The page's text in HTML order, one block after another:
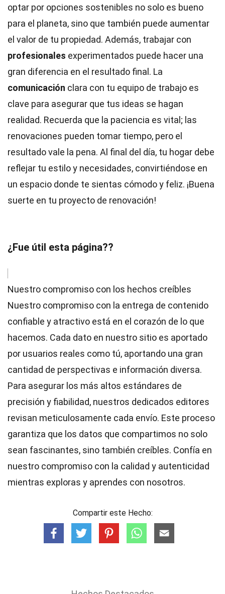
optar por opciones sostenibles no solo es bueno
para el planeta, sino que también puede aumentar
el valor de tu propiedad. Además, trabajar con
profesionales experimentados puede hacer una
gran diferencia en el resultado final. La
comunicación clara con tu equipo de trabajo es
clave para asegurar que tus ideas se hagan
realidad. Recuerda que la paciencia es vital; las
renovaciones pueden tomar tiempo, pero el
resultado vale la pena. Al final del día, tu hogar debe
reflejar tu estilo y necesidades, convirtiéndose en
un espacio donde te sientas cómodo y feliz. ¡Buena
suerte en tu proyecto de renovación!
¿Fue útil esta página??
Nuestro compromiso con los hechos creíbles
Nuestro compromiso con la entrega de contenido
confiable y atractivo está en el corazón de lo que
hacemos. Cada dato en nuestro sitio es aportado
por usuarios reales como tú, aportando una gran
cantidad de perspectivas e información diversa.
Para asegurar los más altos estándares de
precisión y fiabilidad, nuestros dedicados editores
revisan meticulosamente cada envío. Este proceso
garantiza que los datos que compartimos no solo
sean fascinantes, sino también creíbles. Confía en
nuestro compromiso con la calidad y autenticidad
mientras exploras y aprendes con nosotros.
Compartir este Hecho: